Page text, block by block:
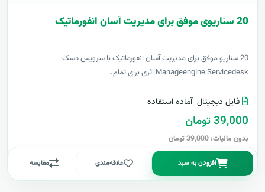
20 سناریوی موفق برای مدیریت آسان انفورماتیک
20 سناریو موفق برای مدیریت آسان انفورماتیک با سرویس دسک
Manageengine Servicedesk اثری برای تمام..
فایل دیجیتال آماده استفاده
39,000 تومان
بدون مالیات: 39,000 تومان
افزودن به سبد علاقه‌مندی مقایسه